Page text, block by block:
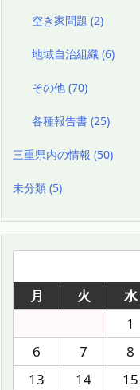
空き家問題(2)
地域自治組織(6)
その他(70)
各種報告書(25)
三重県内の情報 (50)
未分類 (5)
月
火 水
1
6
7 8
13
14 15